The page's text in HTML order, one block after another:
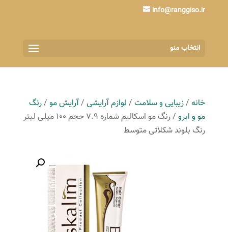
info@ranggiso.ir
انتخاب منو
خانه/زیبایی و سلامت/ لوازم آرایشی/آرایش مو/رنگ
مو و ابرو
/ رنگ مو اسکالیم شماره 7.9 حجم 100 میلی لیتر
رنگ بلوند شکلاتی متوسط